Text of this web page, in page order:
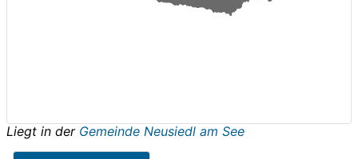
Liegt in der Gemeinde Neusiedl am See